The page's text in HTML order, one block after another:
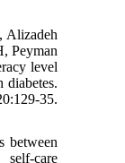
Alizadeh
Peyman
level
diabetes.
35.
between
self-care